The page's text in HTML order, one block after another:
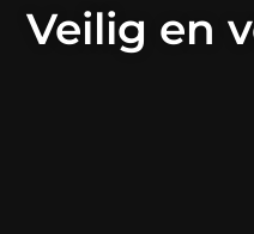
Veilig en